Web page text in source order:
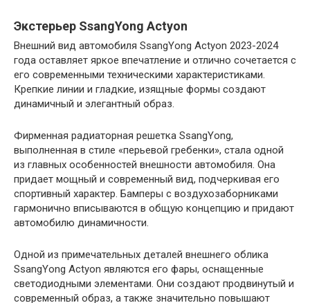
Экстерьер SsangYong Actyon
Внешний вид автомобиля SsangYong Actyon 2023-2024
года оставляет яркое впечатление и отлично сочетается с
его современными техническими характеристиками.
Крепкие линии и гладкие, изящные формы создают
динамичный и элегантный образ.
Фирменная радиаторная решетка SsangYong,
выполненная в стиле «перьевой гребенки», стала одной
из главных особенностей внешности автомобиля. Она
придает мощный и современный вид, подчеркивая его
спортивный характер. Бамперы с воздухозаборниками
гармонично вписываются в общую концепцию и придают
автомобилю динамичности.
Одной из примечательных деталей внешнего облика
SsangYong Actyon являются его фары, оснащенные
светодиодными элементами. Они создают продвинутый и
современный образ, а также значительно повышают